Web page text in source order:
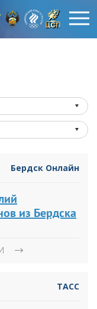
Бердск Онлайн
из Бердска
ТАСС